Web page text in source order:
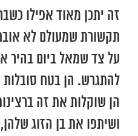
זה יתכן מאוד אפילו
תקשורת שמעולם לא
על צד שמאל ביום בהיר
להתגרש. הן בטח
הן שוקלות את זה
ושיתפו את בן הזוג